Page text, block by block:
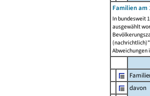
Familien am
In bundesweit
ausgewählt
Abweichungen
davon